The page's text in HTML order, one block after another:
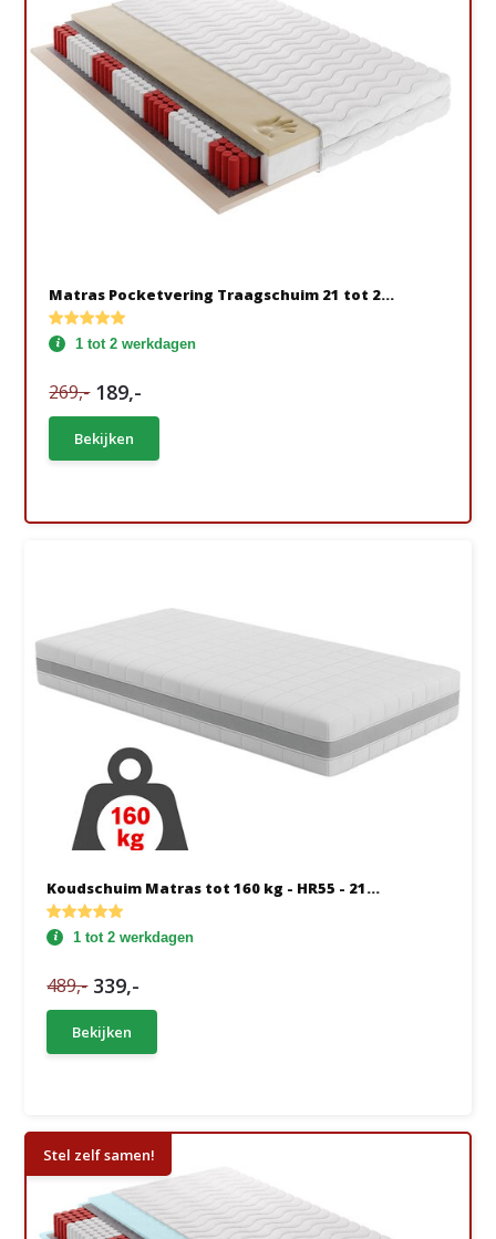
Matras Pocketvering Traagschuim 21 tot 2...
1 tot 2 werkdagen
269,- 189,-
Bekijken
Koudschuim Matras tot 160 kg - HR55 - 21...
1 tot 2 werkdagen
489,- 339,-
Bekijken
Stel zelf samen!